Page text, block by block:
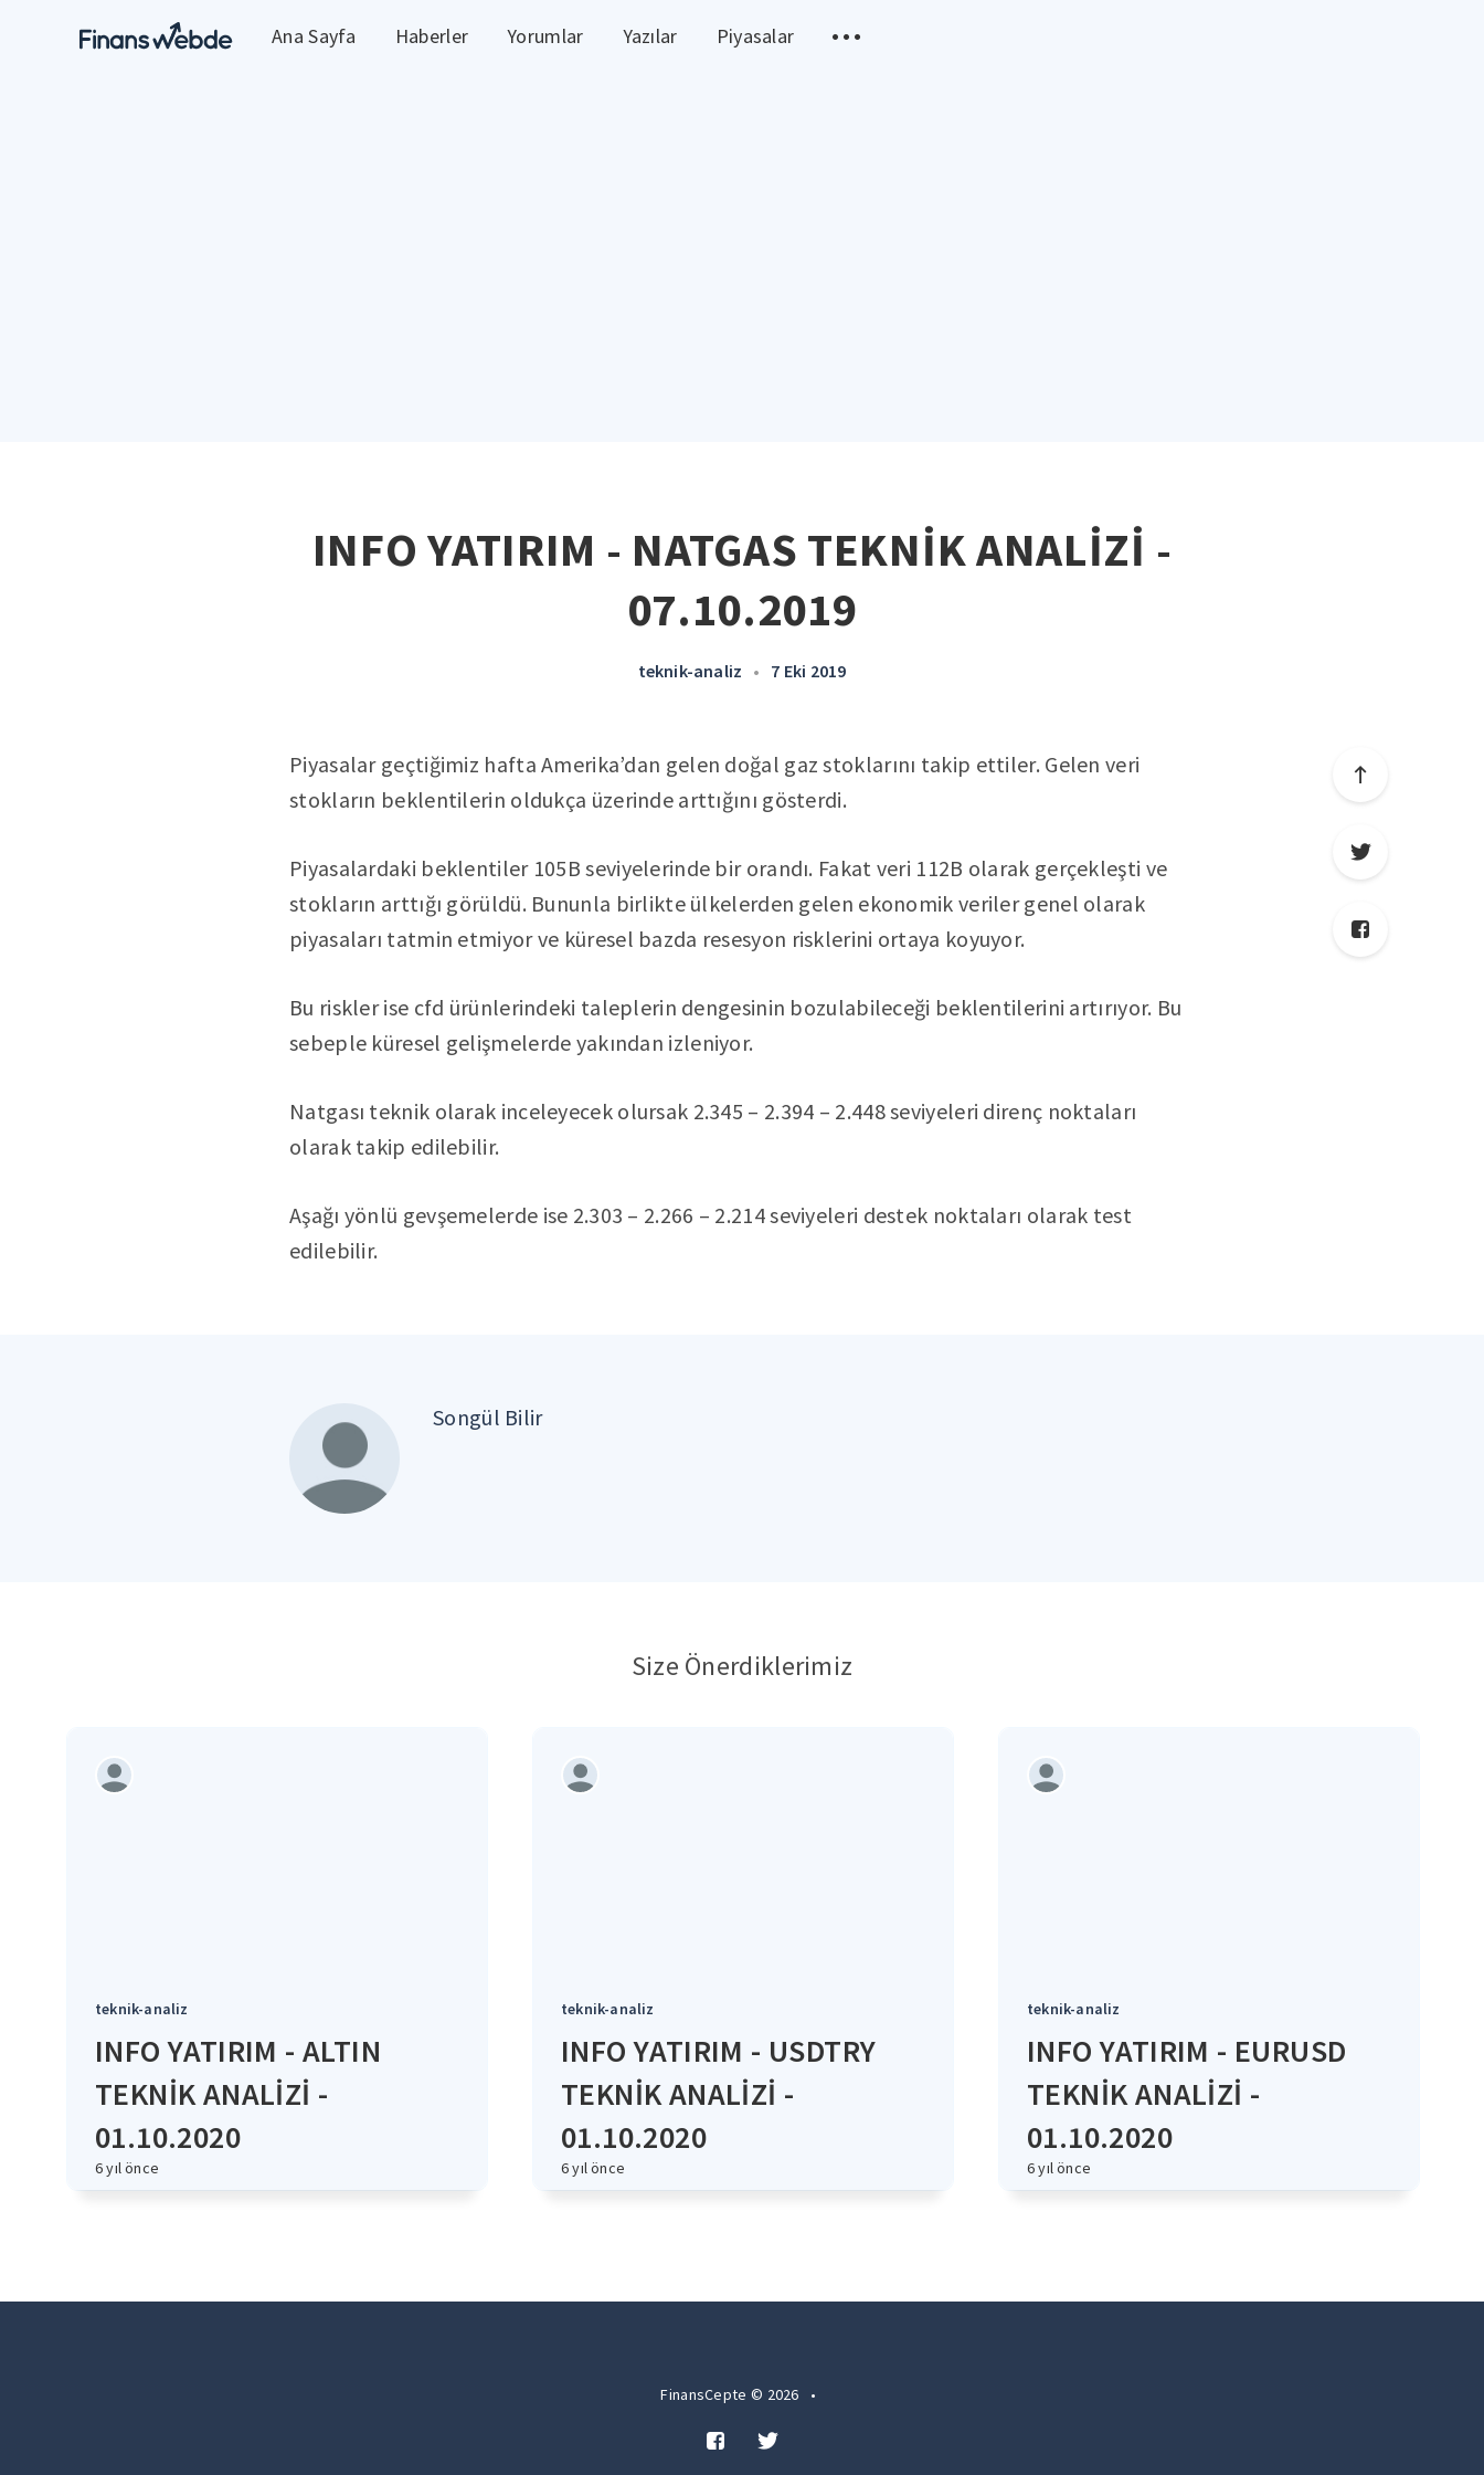
Ana Sayfa Haberler Yorumlar Yazılar Piyasalar
INFO YATIRIM - NATGAS TEKNİK ANALİZİ -
07.10.2019
teknik-analiz • 7 Eki 2019
Piyasalar geçtiğimiz hafta Amerika’dan gelen doğal gaz stoklarını takip ettiler. Gelen veri
stokların beklentilerin oldukça üzerinde arttığını gösterdi.
Piyasalardaki beklentiler 105B seviyelerinde bir orandı. Fakat veri 112B olarak gerçekleşti ve
stokların arttığı görüldü. Bununla birlikte ülkelerden gelen ekonomik veriler genel olarak
piyasaları tatmin etmiyor ve küresel bazda resesyon risklerini ortaya koyuyor.
Bu riskler ise cfd ürünlerindeki taleplerin dengesinin bozulabileceği beklentilerini artırıyor. Bu
sebeple küresel gelişmelerde yakından izleniyor.
Natgası teknik olarak inceleyecek olursak 2.345 – 2.394 – 2.448 seviyeleri direnç noktaları
olarak takip edilebilir.
Aşağı yönlü gevşemelerde ise 2.303 – 2.266 – 2.214 seviyeleri destek noktaları olarak test
edilebilir.
Songül Bilir
Size Önerdiklerimiz
teknik-analiz
INFO YATIRIM - ALTIN
TEKNİK ANALİZİ -
01.10.2020
6 yıl önce
teknik-analiz
INFO YATIRIM - USDTRY
TEKNİK ANALİZİ -
01.10.2020
6 yıl önce
teknik-analiz
INFO YATIRIM - EURUSD
TEKNİK ANALİZİ -
01.10.2020
6 yıl önce
FinansCepte © 2026 •